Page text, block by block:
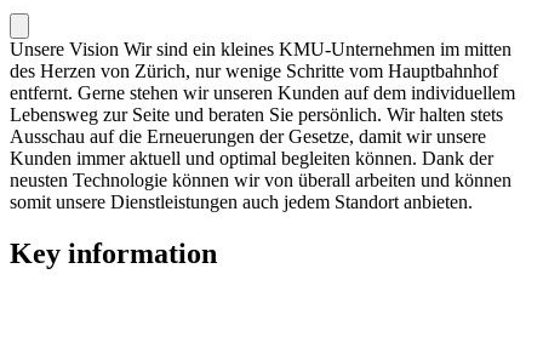
Unsere Vision Wir sind ein kleines KMU-Unternehmen im mitten
des Herzen von Zürich, nur wenige Schritte vom Hauptbahnhof
entfernt. Gerne stehen wir unseren Kunden auf dem individuellem
Lebensweg zur Seite und beraten Sie persönlich. Wir halten stets
Ausschau auf die Erneuerungen der Gesetze, damit wir unsere
Kunden immer aktuell und optimal begleiten können. Dank der
neusten Technologie können wir von überall arbeiten und können
somit unsere Dienstleistungen auch jedem Standort anbieten.
Key information